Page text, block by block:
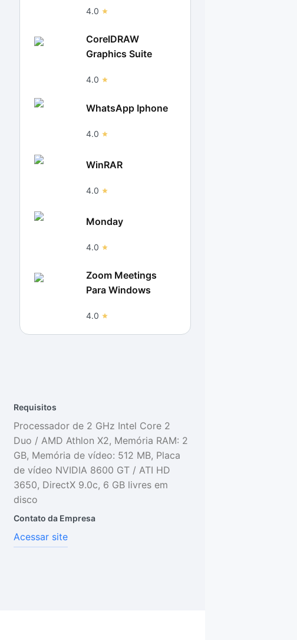
4.0
CorelDRAW
Graphics Suite
4.0
WhatsApp Iphone
4.0
WinRAR
4.0
Monday
4.0
Zoom Meetings
Para Windows
4.0
Requisitos
Processador de 2 GHz Intel Core 2
Duo / AMD Athlon X2, Memória RAM: 2
GB, Memória de vídeo: 512 MB, Placa
de vídeo NVIDIA 8600 GT / ATI HD
3650, DirectX 9.0c, 6 GB livres em
disco
Contato da Empresa
Acessar site